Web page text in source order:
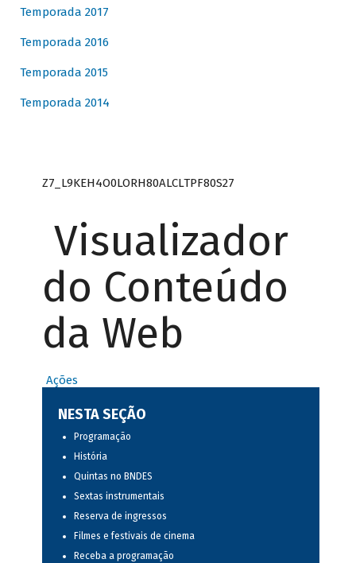
Temporada 2017
Temporada 2016
Temporada 2015
Temporada 2014
Z7_L9KEH4O0LORH80ALCLTPF80S27
Visualizador
do Conteúdo
da Web
Ações
NESTA SEÇÃO
Programação
História
Quintas no BNDES
Sextas instrumentais
Reserva de ingressos
Filmes e festivais de cinema
Receba a programação